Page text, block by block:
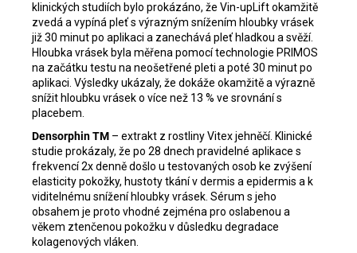
klinických studiích bylo prokázáno, že Vin-upLift okamžitě
zvedá a vypíná pleť s výrazným snížením hloubky vrásek
již 30 minut po aplikaci a zanechává pleť hladkou a svěží.
Hloubka vrásek byla měřena pomocí technologie PRIMOS
na začátku testu na neošetřené pleti a poté 30 minut po
aplikaci. Výsledky ukázaly, že dokáže okamžitě a výrazně
snížit hloubku vrásek o více než 13 % ve srovnání s
placebem.
Densorphin TM – extrakt z rostliny Vitex jehněčí. Klinické
studie prokázaly, že po 28 dnech pravidelné aplikace s
frekvencí 2x denně došlo u testovaných osob ke zvýšení
elasticity pokožky, hustoty tkání v dermis a epidermis a k
viditelnému snížení hloubky vrásek. Sérum s jeho
obsahem je proto vhodné zejména pro oslabenou a
věkem ztenčenou pokožku v důsledku degradace
kolagenových vláken.